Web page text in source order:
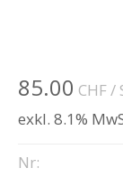
85.00 CHF/
exkl. 8.1%
Nr: